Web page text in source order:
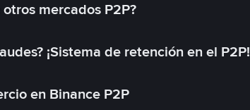
mercados P2P?
¡Sistema de retención en el P2P!
en Binance P2P